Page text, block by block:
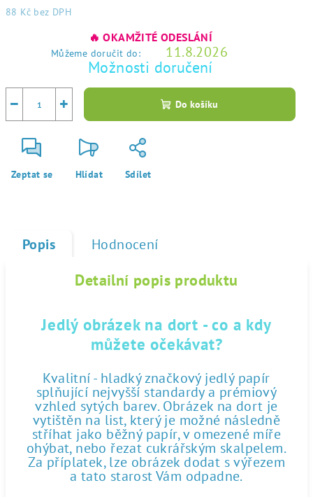
88 Kč bez DPH
🔥 OKAMŽITÉ ODESLÁNÍ
Můžeme doručit do: 11.8.2026
Možnosti doručení
+
− Do košíku
Zeptat se Hlídat Sdílet
Popis Hodnocení
Detailní popis produktu
Jedlý obrázek na dort - co a kdy
můžete očekávat?
Kvalitní - hladký značkový jedlý papír
splňující nejvyšší standardy a prémiový
vzhled sytých barev. Obrázek na dort je
vytištěn na list, který je možné následně
stříhat jako běžný papír, v omezené míře
ohýbat, nebo řezat cukrářským skalpelem.
Za příplatek, lze obrázek dodat s výřezem
a tato starost Vám odpadne.